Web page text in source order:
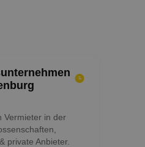
Vermieter in der
private Anbieter.